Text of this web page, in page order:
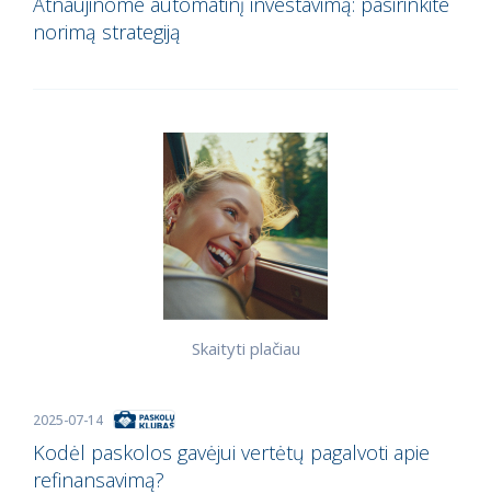
norimą strategiją
2025-07-14
Kodėl paskolos gavėjui vertėtų pagalvoti apie
refinansavimą?
Skaityti plačiau